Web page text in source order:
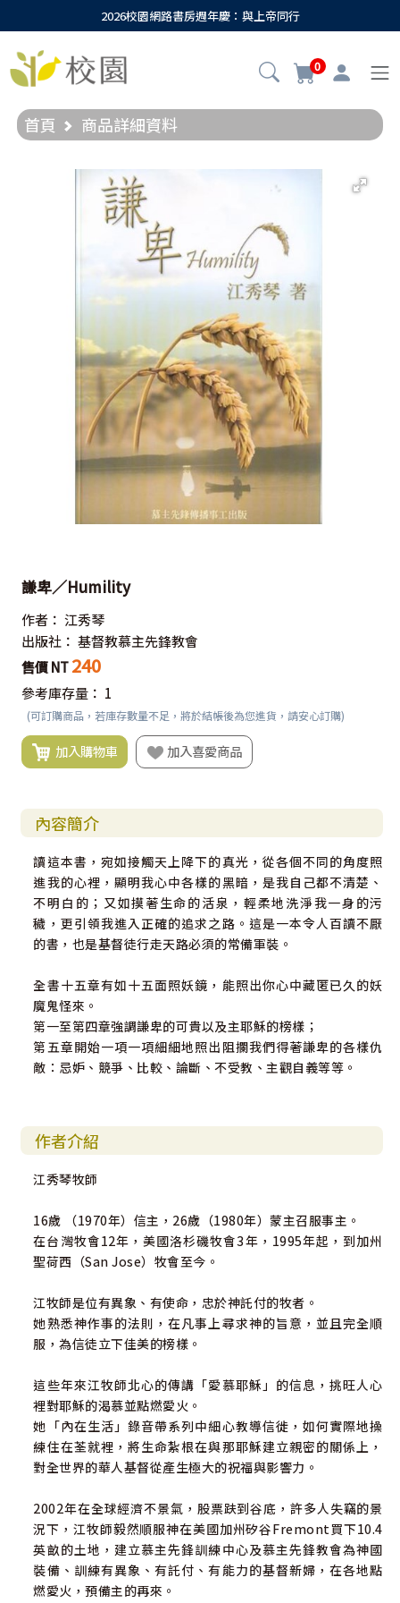
2026校園網路書房週年慶：與上帝同行
0
首頁 商品詳細資料
謙卑／Humility
作者： 江秀琴
出版社： 基督教慕主先鋒教會
售價 NT 240
參考庫存量： 1
(可訂購商品，若庫存數量不足，將於結帳後為您進貨，請安心訂購)
加入購物車 加入喜愛商品
內容簡介
讀這本書，宛如接觸天上降下的真光，從各個不同的角度照
進我的心裡，顯明我心中各樣的黑暗，是我自己都不清楚、
不明白的；又如摸著生命的活泉，輕柔地洗淨我一身的污
穢，更引領我進入正確的追求之路。這是一本令人百讀不厭
的書，也是基督徒行走天路必須的常備軍裝。
全書十五章有如十五面照妖鏡，能照出你心中藏匿已久的妖
魔鬼怪來。
第一至第四章強調謙卑的可貴以及主耶穌的榜樣；
第五章開始一項一項細細地照出阻攔我們得著謙卑的各樣仇
敵：忌妒、競爭、比較、論斷、不受教、主觀自義等等。
作者介紹
江秀琴牧師
16歲 （1970年）信主，26歲（1980年）蒙主召服事主。
在台灣牧會12年，美國洛杉磯牧會3年，1995年起，到加州
聖荷西（San Jose）牧會至今。
江牧師是位有異象、有使命，忠於神託付的牧者。
她熟悉神作事的法則，在凡事上尋求神的旨意，並且完全順
服，為信徒立下佳美的榜樣。
這些年來江牧師北心的傳講「愛慕耶穌」的信息，挑旺人心
裡對耶穌的渴慕並點燃愛火。
她「內在生活」錄音帶系列中細心教導信徙，如何實際地操
練住在荃就裡，將生命紮根在與那耶穌建立親密的關係上，
對全世界的華人基督從產生極大的祝福與影響力。
2002年在全球經濟不景氣，股票趺到谷底，許多人失竊的景
況下，江牧師毅然順服神在美國加州矽谷Fremont買下10.4
英畝的土地，建立慕主先鋒訓練中心及慕主先鋒教會為神國
裝備、訓練有異象、有託付、有能力的基督新婦，在各地點
燃愛火，預備主的再來。